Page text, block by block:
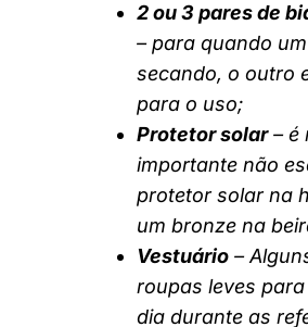
2 ou 3 pares de
– para quando
secando, o outro
para o uso;
Protetor solar– é
importante não
protetor solar na
um bronze na
Vestuário –
roupas leves
dia durante as